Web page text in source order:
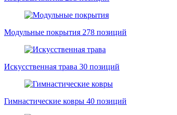
Модульные покрытия 278 позиций
Искусственная трава 30 позиций
Гимнастические ковры 40 позиций